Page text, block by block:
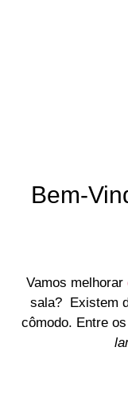
Bem-
Vamos melhorar
sala? Existem
cômodo. Entre